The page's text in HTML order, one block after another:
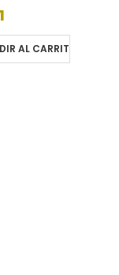
AL CARRITO